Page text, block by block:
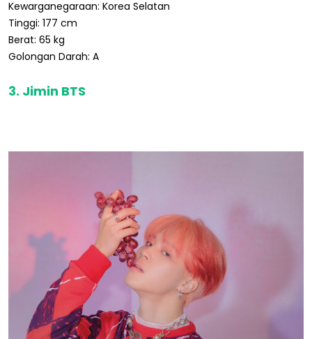
Kewarganegaraan: Korea Selatan
Tinggi: 177 cm
Berat: 65 kg
Golongan Darah: A
3. Jimin BTS